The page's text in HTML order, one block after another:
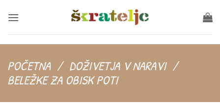
POČETNA / DOŽIVETJA V NARAVI /
BELEŽKE ZA OBISK POTI